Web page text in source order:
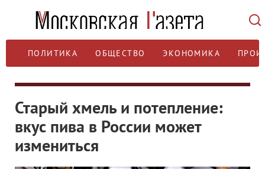
ПОЛИТИКА ОБЩЕСТВО ЭКОНОМИКА
Старый хмель и потепление:
вкус пива в России может
измениться